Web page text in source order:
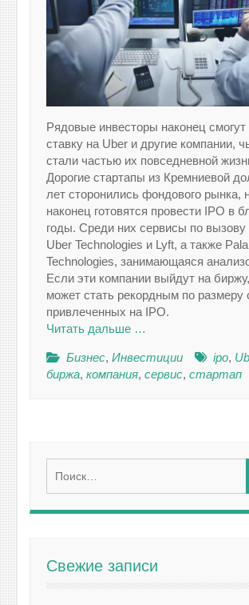
Рядовые инвесторы наконец смогут
ставку на Uber и другие компании,
стали частью их повседневной
Дорогие стартапы из Кремниевой
лет сторонились фондового рынка,
наконец готовятся провести IPO в
годы. Среди них сервисы по вызову
Uber Technologies и Lyft, а также
Technologies, занимающаяся
Если эти компании выйдут на биржу,
может стать рекордным по размеру
привлеченных на IPO.
Читать дальше …
Бизнес,Инвестиции ipo,
биржа,компания,сервис,стартап
Свежие записи